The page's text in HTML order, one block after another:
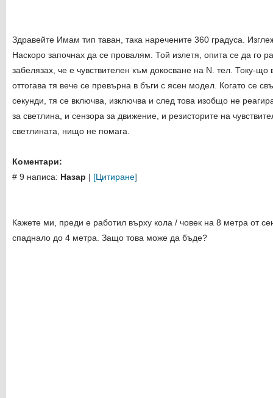
Здравейте Имам тип таван, така наречените 360 градуса.
Наскоро започнах да се провалям. Той излетя, опита се да го
забелязах, че е чувствителен към докосване на N. тел. Току-що
оттогава тя вече се превърна в бъги с ясен модел. Когато се
секунди, тя се включва, изключва и след това изобщо не
за светлина, и сензора за движение, и резисторите на
светлината, нищо не помага.
Коментари:
# 9 написа: Назар | [Цитиране]
Кажете ми, преди е работил върху кола / човек на 8 метра от
спаднало до 4 метра. Защо това може да бъде?